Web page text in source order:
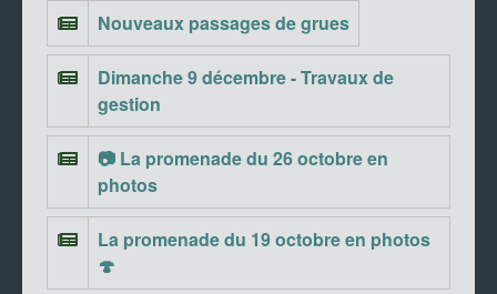
Nouveaux passages de grues
Dimanche 9 décembre - Travaux de
gestion
📷 La promenade du 26 octobre en
photos
La promenade du 19 octobre en photos
🍄